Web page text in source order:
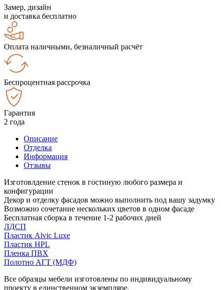
Замер, дизайн
и доставка бесплатно
Оплата наличными, безналичный расчёт
Беспроцентная рассрочка
Гарантия
2 года
Описание
Отделка
Информация
Отзывы
Изготовлдение стенок в гостиную любого размера и
конфигурации
Декор и отделку фасадов можно выполнить под вашу задумку
Возможно сочетание нескольких цветов в одном фасаде
Бесплатная сборка в течение 1-2 рабочих дней
ЛДСП
Пластик Alvic Luxe
Пластик HPL
Пленка ПВХ
Полотно АГТ (МДФ)
Все образцы мебели изготовлены по индивидуальному
проекту в единственном экземпляре.